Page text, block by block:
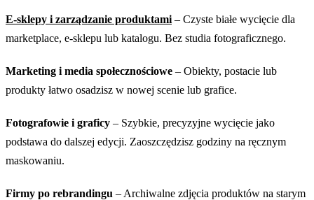
E-sklepy i zarządzanie produktami – Czyste białe wycięcie dla
marketplace, e-sklepu lub katalogu. Bez studia fotograficznego.
Marketing i media społecznościowe – Obiekty, postacie lub
produkty łatwo osadzisz w nowej scenie lub grafice.
Fotografowie i graficy – Szybkie, precyzyjne wycięcie jako
podstawa do dalszej edycji. Zaoszczędzisz godziny na ręcznym
maskowaniu.
Firmy po rebrandingu – Archiwalne zdjęcia produktów na starym